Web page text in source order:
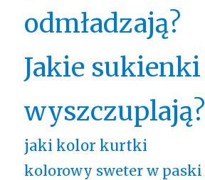
odmładzają?
Jakie sukienki
wyszczuplają?
jaki kolor kurtki
kolorowy sweter w paski